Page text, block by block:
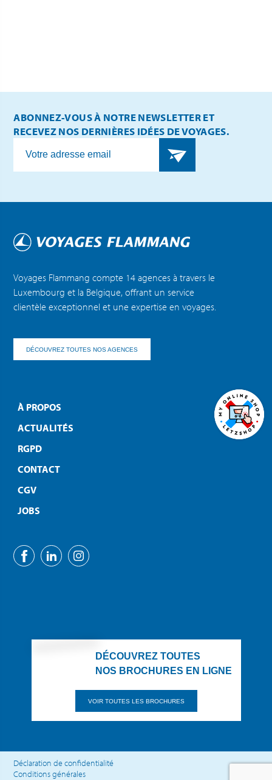
ABONNEZ-VOUS À NOTRE NEWSLETTER ET
RECEVEZ NOS DERNIÈRES IDÉES DE VOYAGES.
Voyages Flammang compte 14 agences à travers le
Luxembourg et la Belgique, offrant un service
clientèle exceptionnel et une expertise en voyages.
DÉCOUVREZ TOUTES NOS AGENCES
À PROPOS
ACTUALITÉS
RGPD
CONTACT
CGV
JOBS
DÉCOUVREZ TOUTES
NOS BROCHURES EN LIGNE
VOIR TOUTES LES BROCHURES
Déclaration de confidentialité
Conditions générales